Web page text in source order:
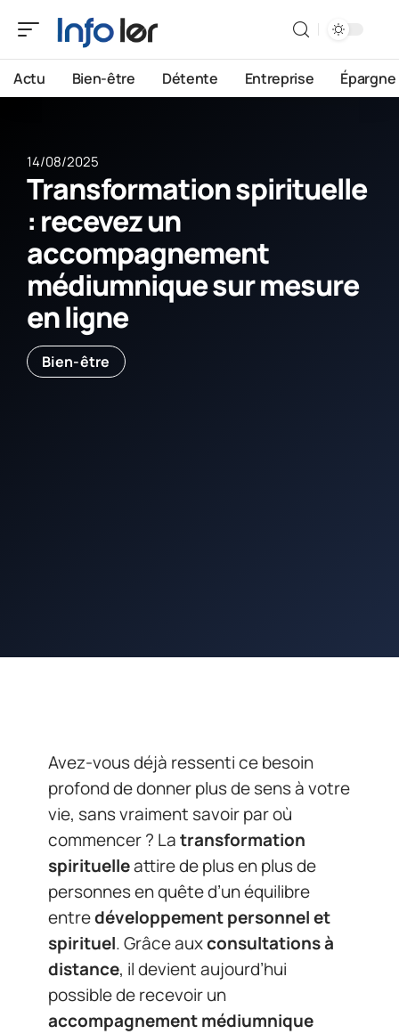
Actu Bien-être Détente Entreprise Épargne
14/08/2025
Transformation spirituelle
: recevez un
accompagnement
médiumnique sur mesure
en ligne
Bien-être
Avez-vous déjà ressenti ce besoin
profond de donner plus de sens à votre
vie, sans vraiment savoir par où
commencer ? Latransformation
spirituelleattire de plus en plus de
personnes en quête d’un équilibre
entredéveloppement personnel et
spirituel. Grâce auxconsultations à
distance, il devient aujourd’hui
possible de recevoir un
accompagnement médiumnique